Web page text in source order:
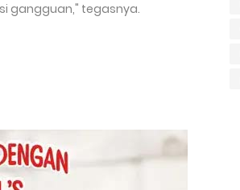
gangguan," tegasnya.